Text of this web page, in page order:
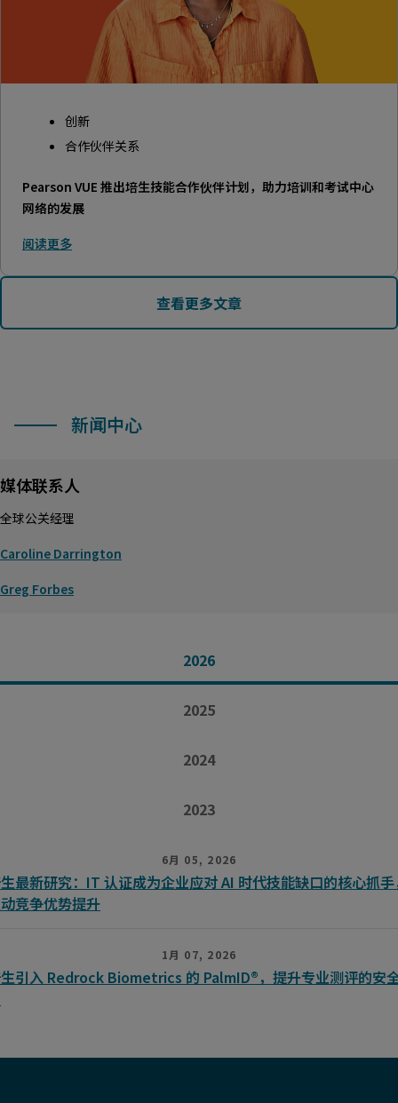
创新
合作伙伴关系
Pearson VUE 推出培生技能合作伙伴计划，助力培训和考试中心
网络的发展
阅读更多
查看更多文章
新闻中心
媒体联系人
全球公关经理
Caroline Darrington
Greg Forbes
2026
2025
2024
2023
6月 05, 2026
最新研究：IT 认证成为企业应对 AI 时代技能缺口的核心抓
竞争优势提升
1月 07, 2026
引入 Redrock Biometrics 的 PalmID®，提升专业测评的安